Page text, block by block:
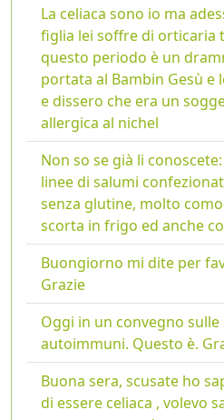
La celiaca sono io ma
figlia lei soffre di orticaria
questo periodo è un
portata al Bambin Gesù e
e dissero che era un
allergica al nichel
Non so se già li
linee di salumi
senza glutine, molto
scorta in frigo ed anche
Buongiorno mi dite per
Grazie
Oggi in un convegno
autoimmuni. Questo è.
Buona sera, scusate ho
di essere celiaca , volevo